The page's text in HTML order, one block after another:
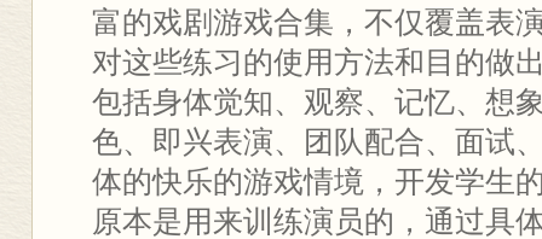
富的戏剧游戏合集，不仅覆盖表
对这些练习的使用方法和目的做
包括身体觉知、观察、记忆、想
色、即兴表演、团队配合、面试
体的快乐的游戏情境，开发学生
原本是用来训练演员的，通过具